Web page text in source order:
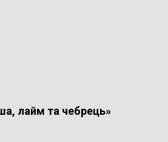
лайм та чебрець»